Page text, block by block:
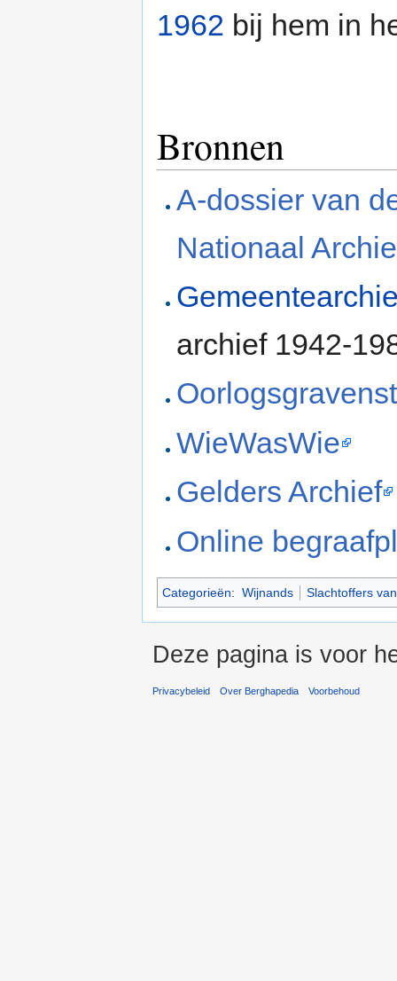
1962 bij hem in
Bronnen
A-dossier van
Nationaal
archief 1942-
WieWasWie
Gelders Archief
Online
Categorieën: Wijnands Slachtoffers
Deze pagina is voor
Privacybeleid Over Berghapedia Voorbehoud